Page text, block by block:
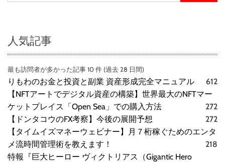
人気記事
最も訪問者が多かった記事 10 件 (過去 28 日間)
りもわのお金と投資と副業 資産形成完全マニュアル
612
【NFTアートでデジタル資産の構築】世界最大のNFTマー
ケットプレイス「Open Sea」での購入方法
272
【ドンタコウのFX考察】今後の展開予想
272
【タイムイズマネーウェビナー】月７桁稼ぐためのエンタ
メ流時間管理術を教えます！
218
特報『巨大ヒーロー ヴィクトリアス（Gigantic Hero